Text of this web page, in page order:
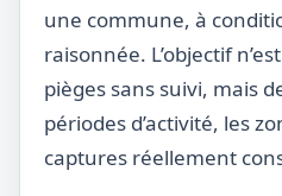
une commune, à
raisonnée. L’objectif
pièges sans suivi, mais
périodes d’activité, les
captures réellement